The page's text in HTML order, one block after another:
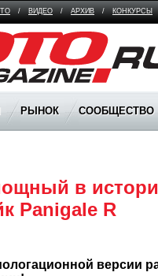
/ ВИДЕО / АРХИВ / КОНКУРСЫ
РЫНОК СООБЩЕСТВО
в
Panigale R
версии